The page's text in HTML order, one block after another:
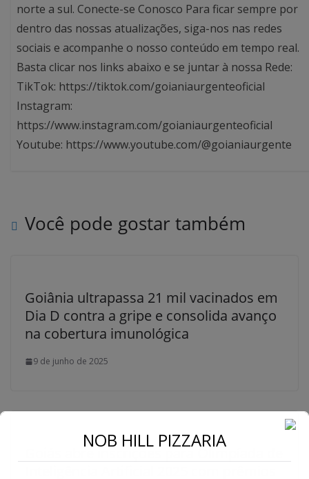
norte a sul. Conecte-se Conosco Para ficar sempre por
dentro das nossas atualizações, siga-nos nas redes
sociais e acompanhe o nosso conteúdo em tempo real.
Basta clicar nos links abaixo e se juntar à nossa Rede:
TikTok: https://tiktok.com/goianiaurgenteoficial
Instagram:
https://www.instagram.com/goianiaurgenteoficial
Youtube: https://www.youtube.com/@goianiaurgente
Você pode gostar também
Goiânia ultrapassa 21 mil vacinados em
Dia D contra a gripe e consolida avanço
na cobertura imunológica
9 de junho de 2025
NOB HILL PIZZARIA